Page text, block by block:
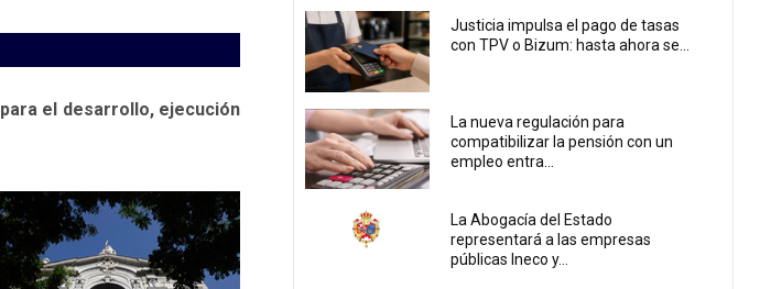
el desarrollo, ejecución
Justicia impulsa el pago de tasas
con TPV o Bizum: hasta ahora se...
La nueva regulación para
compatibilizar la pensión con un
empleo entra...
La Abogacía del Estado
representará a las empresas
públicas Ineco y...